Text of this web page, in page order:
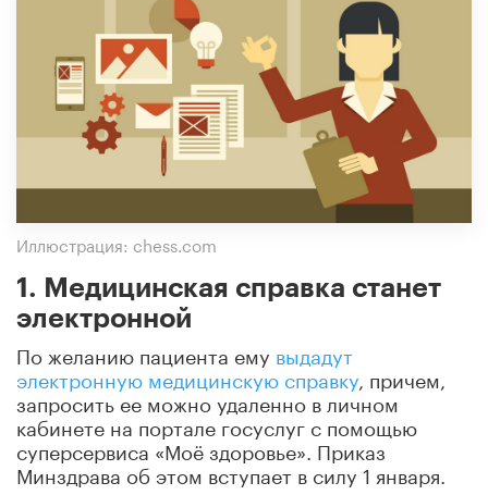
Иллюстрация: chess.com
1. Медицинская справка станет
электронной
По желанию пациента ему выдадут
электронную медицинскую справку , причем,
запросить ее можно удаленно в личном
кабинете на портале госуслуг с помощью
суперсервиса «Моё здоровье». Приказ
Минздрава об этом вступает в силу 1 января.